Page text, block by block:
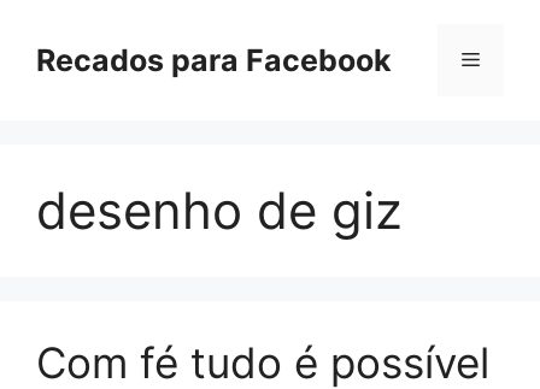
paraRecados para Facebook Menu
desenho de giz
Com fé tudo é possível